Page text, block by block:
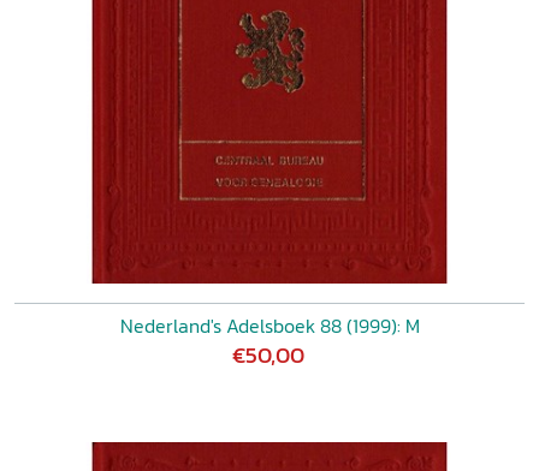
Nederland's Adelsboek 88 (1999): M
€50,00